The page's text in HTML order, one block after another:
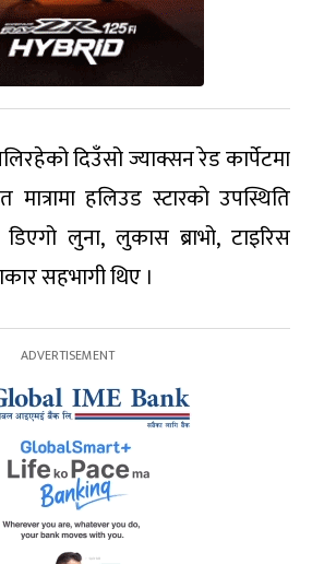
दिउँसो ज्याक्सन रेड कार्पेटमा
हलिउड स्टारको उपस्थिति
डिएगो लुना, लुकास ब्राभो, टाइरिस
सहभागी थिए ।